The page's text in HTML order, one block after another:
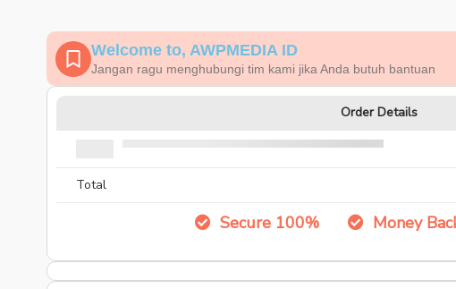
Welcome to, AWPMEDIA ID
Jangan ragu menghubungi tim kami jika Anda butuh bantuan
Order Details
Total
Secure 100% Money